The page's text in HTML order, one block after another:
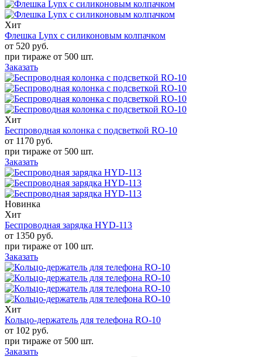
Хит
Флешка Lynx с силиконовым колпачком
от 520 руб.
при тираже от 500 шт.
Заказать
Хит
Беспроводная колонка с подсветкой RO-10
от 1170 руб.
при тираже от 500 шт.
Заказать
Новинка
Хит
Беспроводная зарядка HYD-113
от 1350 руб.
при тираже от 100 шт.
Заказать
Хит
Кольцо-держатель для телефона RO-10
от 102 руб.
при тираже от 500 шт.
Заказать